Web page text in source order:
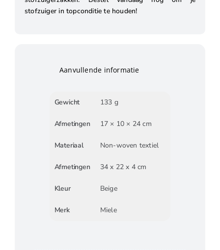
stofzuiger in topconditie te houden!
Aanvullende informatie
Gewicht 133 g
Afmetingen 17 × 10 × 24 cm
Materiaal Non-woven textiel
Afmetingen 34 x 22 x 4 cm
Kleur Beige
Merk Miele